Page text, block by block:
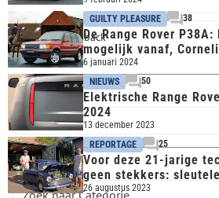
Hatchback
Trefwoord
Categorie
GUILTY PLEASURE
38
De Range Rover
mogelijk vanaf,
willen
6 januari 2024
NIEUWS
50
Elektrische Range
2024
13 december 2023
REPORTAGE
25
Voor deze 21-jarige
geen stekkers:
Mini’s
26 augustus 2023